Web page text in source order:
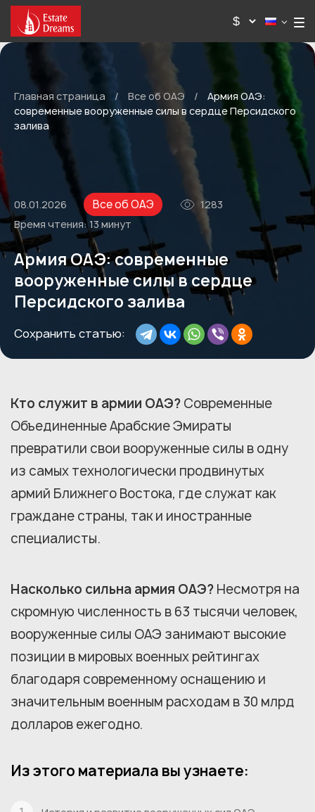
Главная страница / Все об ОАЭ /
Армия ОАЭ:
современные вооруженные силы в сердце Персидского
залива
08.01.2026 Все об ОАЭ
1283
Время чтения:13 минут
Армия ОАЭ: современные
вооруженные силы в сердце
Персидского залива
Сохранить статью:
Кто служит в армии ОАЭ? Современные
Объединенные Арабские Эмираты
превратили свои вооруженные силы в одну
из самых технологически продвинутых
армий Ближнего Востока, где служат как
граждане страны, так и иностранные
специалисты.
Насколько сильна армия ОАЭ? Несмотря на
скромную численность в 63 тысячи человек,
вооруженные силы ОАЭ занимают высокие
позиции в мировых военных рейтингах
благодаря современному оснащению и
значительным военным расходам в 30 млрд
долларов ежегодно.
Из этого материала вы узнаете: